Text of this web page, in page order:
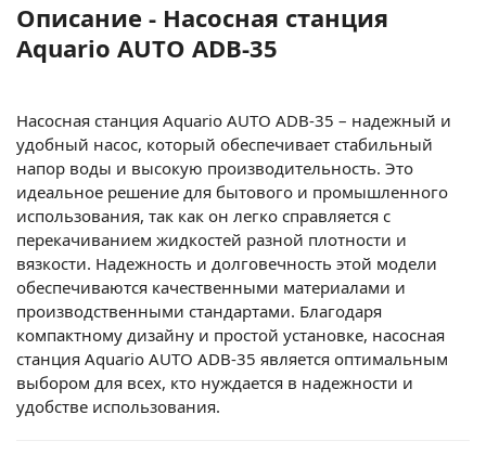
Описание - Насосная станция
Aquario AUTO ADB-35
Насосная станция Aquario AUTO ADB-35 – надежный и
удобный насос, который обеспечивает стабильный
напор воды и высокую производительность. Это
идеальное решение для бытового и промышленного
использования, так как он легко справляется с
перекачиванием жидкостей разной плотности и
вязкости. Надежность и долговечность этой модели
обеспечиваются качественными материалами и
производственными стандартами. Благодаря
компактному дизайну и простой установке, насосная
станция Aquario AUTO ADB-35 является оптимальным
выбором для всех, кто нуждается в надежности и
удобстве использования.